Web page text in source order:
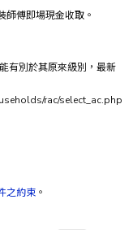
師傅即場現金收取。
有別於其原來級別，最新
rac/select_ac.php
之約束 。